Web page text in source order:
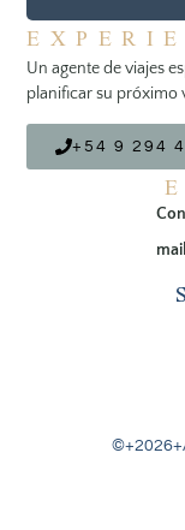
Un agente de viajes
planificar su próximo
+54 9 294